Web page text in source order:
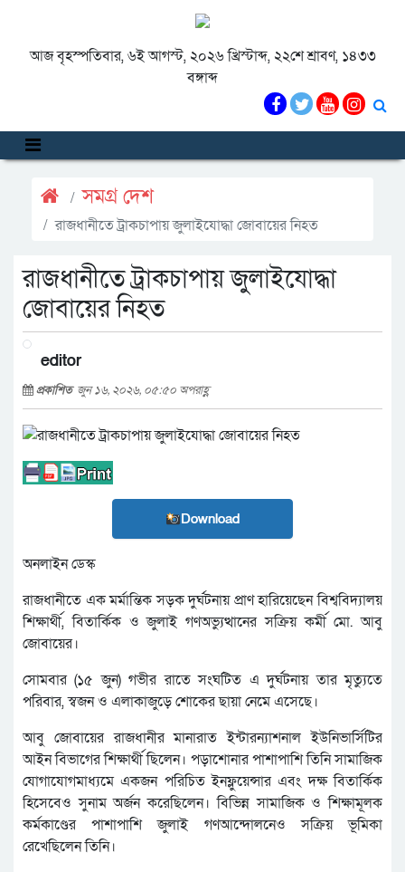
আজ বৃহস্পতিবার, ৬ই আগস্ট, ২০২৬ খ্রিস্টাব্দ, ২২শে শ্রাবণ, ১৪৩৩
বঙ্গাব্দ
সমগ্র দেশ
রাজধানীতে ট্রাকচাপায় জুলাইযোদ্ধা জোবায়ের নিহত
রাজধানীতে ট্রাকচাপায় জুলাইযোদ্ধা
জোবায়ের নিহত
editor
প্রকাশিত জুন ১৬, ২০২৬, ০৫:৫০ অপরাহ্ণ
Download
অনলাইন ডেস্ক
রাজধানীতে এক মর্মান্তিক সড়ক দুর্ঘটনায় প্রাণ হারিয়েছেন বিশ্ববিদ্যালয়
শিক্ষার্থী, বিতার্কিক ও জুলাই গণঅভ্যুত্থানের সক্রিয় কর্মী মো. আবু
জোবায়ের।
সোমবার (১৫ জুন) গভীর রাতে সংঘটিত এ দুর্ঘটনায় তার মৃত্যুতে
পরিবার, স্বজন ও এলাকাজুড়ে শোকের ছায়া নেমে এসেছে।
আবু জোবায়ের রাজধানীর মানারাত ইন্টারন্যাশনাল ইউনিভার্সিটির
আইন বিভাগের শিক্ষার্থী ছিলেন। পড়াশোনার পাশাপাশি তিনি সামাজিক
যোগাযোগমাধ্যমে একজন পরিচিত ইনফ্লুয়েন্সার এবং দক্ষ বিতার্কিক
হিসেবেও সুনাম অর্জন করেছিলেন। বিভিন্ন সামাজিক ও শিক্ষামূলক
কর্মকাণ্ডের পাশাপাশি জুলাই গণআন্দোলনেও সক্রিয় ভূমিকা
রেখেছিলেন তিনি।